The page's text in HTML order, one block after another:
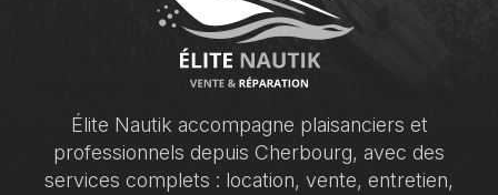
Élite Nautik accompagne plaisanciers et
professionnels depuis Cherbourg, avec des
services complets : location, vente, entretien,